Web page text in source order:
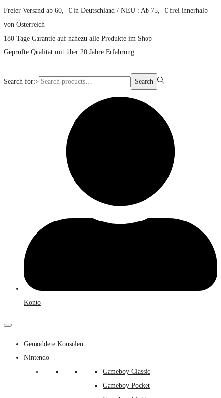
Freier Versand ab 60,- € in Deutschland / NEU : Ab 75,- € frei innerhalb
von Österreich
180 Tage Garantie auf nahezu alle Produkte im Shop
Geprüfte Qualität mit über 20 Jahre Erfahrung
Search for:> Search
Konto
Gemoddete Konsolen
Nintendo
Gameboy Classic
Gameboy Pocket